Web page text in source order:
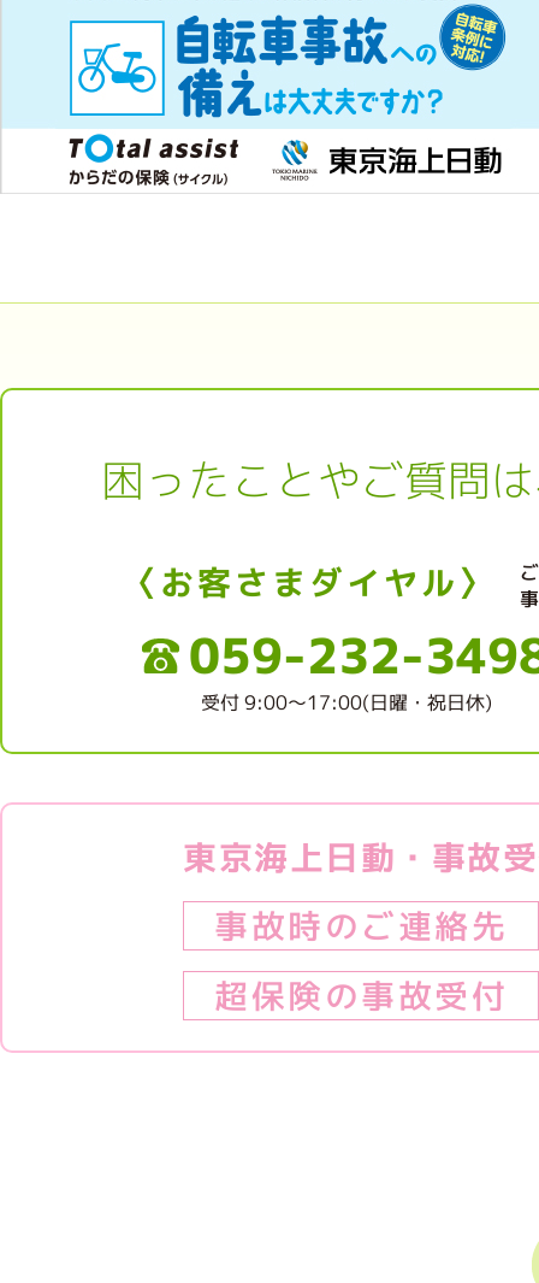
困ったことやご質問
〈お客さまダイヤル〉
059-232-
受付 9:00～17:00(日曜・祝日休)
東京海上日動・事故
事故時のご連絡先
超保険の事故受付